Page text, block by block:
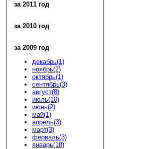
за 2011 год
за 2010 год
за 2009 год
декабрь(1)
ноябрь(2)
октябрь(1)
сентябрь(3)
август(8)
июль(10)
июнь(2)
май(1)
апрель(3)
март(3)
ферваль(3)
январь(18)